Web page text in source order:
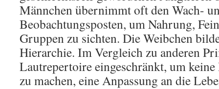
Männchen übernimmt oft den Wach-
Beobachtungsposten, um Nahrung,
Gruppen zu sichten. Die Weibchen
Hierarchie. Im Vergleich zu anderen
Lautrepertoire eingeschränkt, um
zu machen, eine Anpassung an die